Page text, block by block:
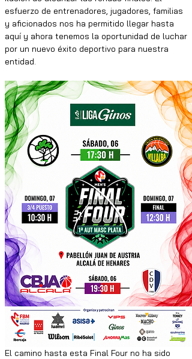
esfuerzo de entrenadores, jugadores, familias
y aficionados nos ha permitido llegar hasta
aquí y ahora tenemos la oportunidad de luchar
por un nuevo éxito deportivo para nuestra
entidad.
El camino hasta esta Final Four no ha sido